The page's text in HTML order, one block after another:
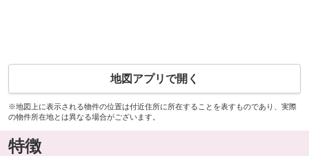
地図アプリで開く
※地図上に表示される物件の位置は付近住所に所在することを表すものであり、実際
の物件所在地とは異なる場合がございます。
特徴